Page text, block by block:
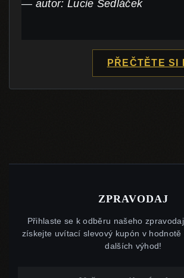
autor: Lucie Sedláček
PŘEČTĚTE SI
ZPRAVODAJ
Přihlaste se k odběru našeho
získejte uvítací slevový kupón v hodnotě
dalších výhod!